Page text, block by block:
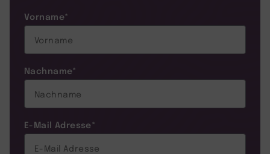
Vorname*
Nachname*
E-Mail Adresse*